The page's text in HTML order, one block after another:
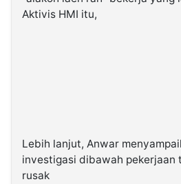
Aktivis HMI itu,
Lebih lanjut, Anwar
investigasi dibawah pekerjaan
rusak